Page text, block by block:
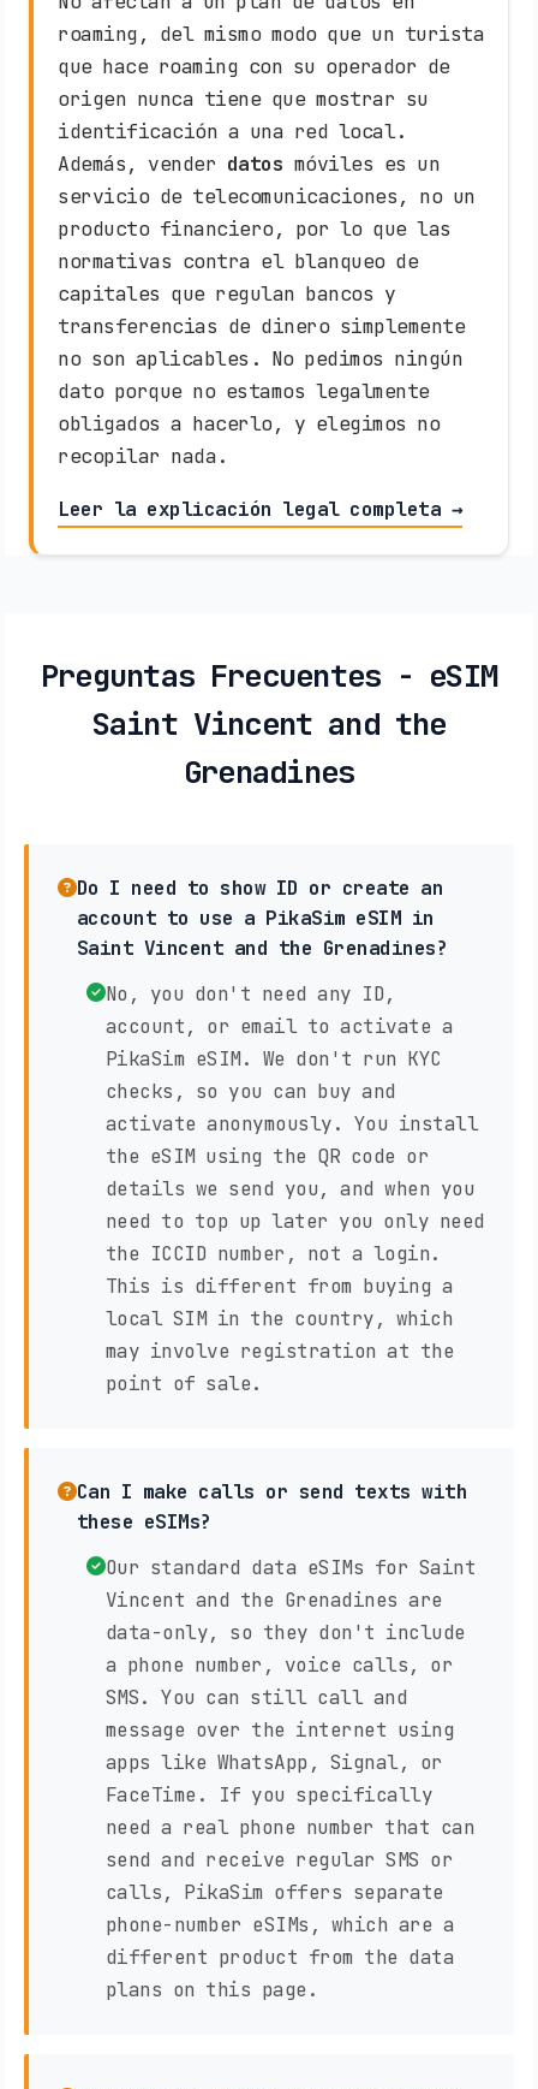
roaming, del mismo modo que un turista
que hace roaming con su operador de
origen nunca tiene que mostrar su
identificación a una red local.
Además, vender datos móviles es un
servicio de telecomunicaciones, no un
producto financiero, por lo que las
normativas contra el blanqueo de
capitales que regulan bancos y
transferencias de dinero simplemente
no son aplicables. No pedimos ningún
dato porque no estamos legalmente
obligados a hacerlo, y elegimos no
recopilar nada.
Leer la explicación legal completa →
Preguntas Frecuentes - eSIM
Saint Vincent and the
Grenadines
Do I need to show ID or create an
account to use a PikaSim eSIM in
Saint Vincent and the Grenadines?
No, you don't need any ID,
account, or email to activate a
PikaSim eSIM. We don't run KYC
checks, so you can buy and
activate anonymously. You install
the eSIM using the QR code or
details we send you, and when you
need to top up later you only need
the ICCID number, not a login.
This is different from buying a
local SIM in the country, which
may involve registration at the
point of sale.
Can I make calls or send texts with
these eSIMs?
Our standard data eSIMs for Saint
Vincent and the Grenadines are
data-only, so they don't include
a phone number, voice calls, or
SMS. You can still call and
message over the internet using
apps like WhatsApp, Signal, or
FaceTime. If you specifically
need a real phone number that can
send and receive regular SMS or
calls, PikaSim offers separate
phone-number eSIMs, which are a
different product from the data
plans on this page.